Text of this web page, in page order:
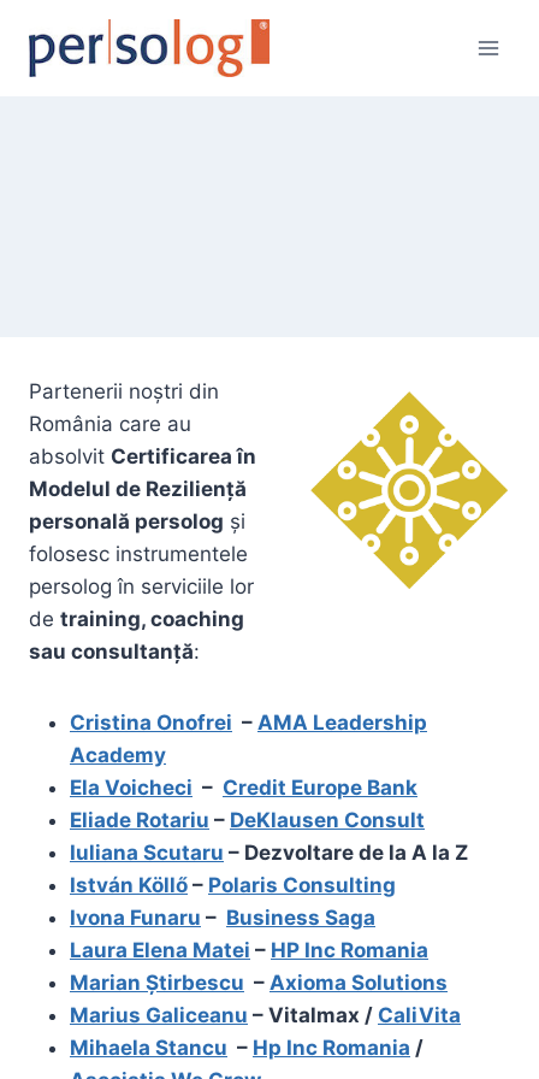
content
Partenerii noștri din
România care au
absolvit Certificarea în
Modelul de Reziliență
personală persolog și
folosesc instrumentele
persolog în serviciile lor
de training, coaching
sau consultanță:
Cristina Onofrei – AMA Leadership
Academy
Ela Voicheci – Credit Europe Bank
Eliade Rotariu – DeKlausen Consult
Iuliana Scutaru – Dezvoltare de la A la Z
István Köllő – Polaris Consulting
Ivona Funaru – Business Saga
Laura Elena Matei – HP Inc Romania
Marian Știrbescu – Axioma Solutions
Marius Galiceanu – Vitalmax / CaliVita
Mihaela Stancu – Hp Inc Romania /